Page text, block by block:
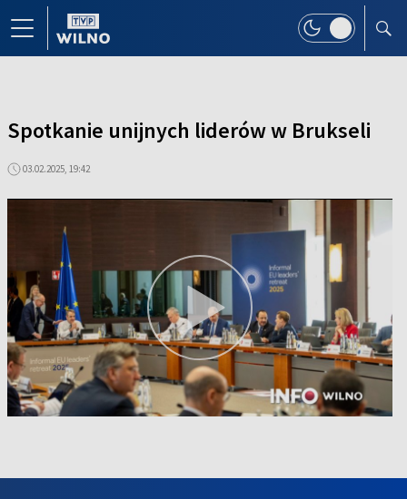
Spotkanie unijnych liderów w Brukseli
03.02.2025, 19:42